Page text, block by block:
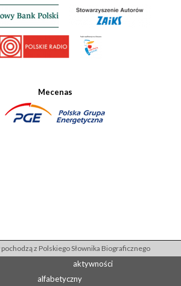
Mecenas
z Polskiego Słownika Biograficznego
aktywności
alfabetyczny